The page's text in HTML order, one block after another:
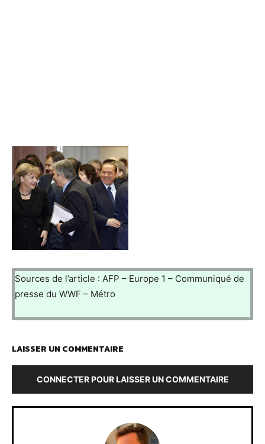
Sources de l’article : AFP – Europe 1 – Communiqué de
presse du WWF – Métro
LAISSER UN COMMENTAIRE
CONNECTER POUR LAISSER UN COMMENTAIRE